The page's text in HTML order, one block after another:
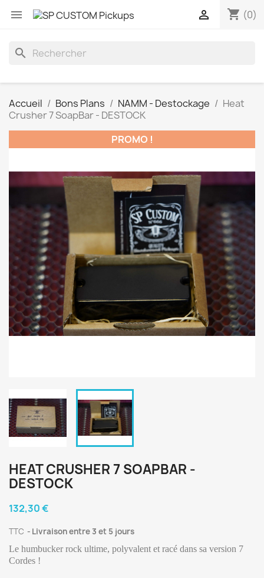
 shopping_cart (0)

search
Accueil Bons Plans NAMM - Destockage
Heat
Crusher 7 SoapBar - DESTOCK
PROMO !
HEAT CRUSHER 7 SOAPBAR -
DESTOCK
132,30 €
TTC Livraison entre 3 et 5 jours
Le humbucker rock ultime, polyvalent et racé dans sa version 7
Cordes !